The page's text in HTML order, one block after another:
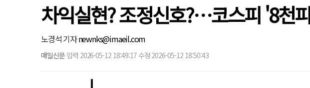
차익실현? 조정신호?…코스피 '8천
노경석 기자newnks@imaeil.com
매일신문 입력 2026-05-12 18:49:17 수정 2026-05-12 18:50:43